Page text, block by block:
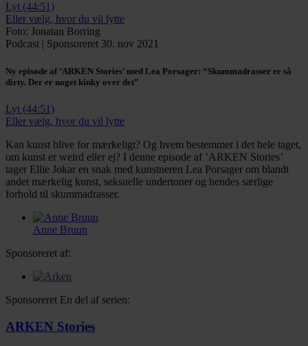
Lyt (44:51)
Eller vælg, hvor du vil lytte
Foto: Jonatan Borring
Podcast | Sponsoreret 30. nov 2021
Ny episode af ’ARKEN Stories’ med Lea Porsager: “Skummadrasser er så
dirty. Der er noget kinky over det”
Lyt (44:51)
Eller vælg, hvor du vil lytte
Kan kunst blive for mærkeligt? Og hvem bestemmer i det hele taget,
om kunst er weird eller ej? I denne episode af ’ARKEN Stories’
tager Ellie Jokar en snak med kunstneren Lea Porsager om blandt
andet mærkelig kunst, seksuelle undertoner og hendes særlige
forhold til skummadrasser.
Anne Bruun
Sponsoreret af:
Sponsoreret En del af serien:
ARKEN Stories